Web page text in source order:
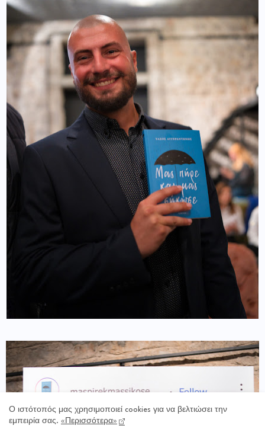
Ο ιστότοπός μας χρησιμοποιεί cookies για να βελτιώσει την
εμπειρία σας. «Περισσότερα»